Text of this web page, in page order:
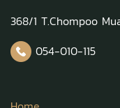
368/1 T.Chompoo
054-010-115